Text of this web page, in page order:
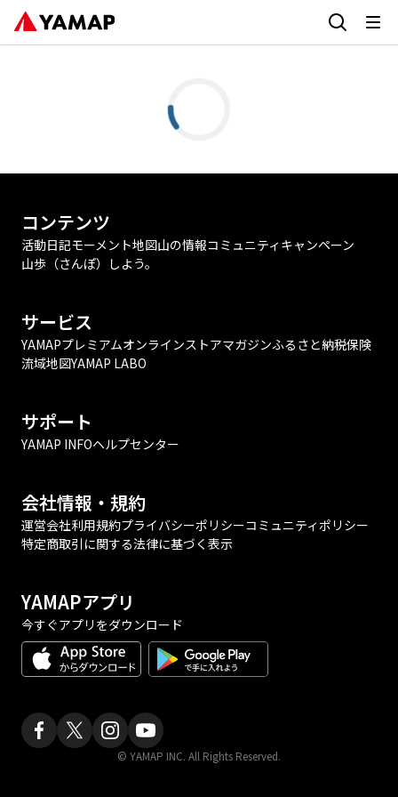
コンテンツ
活動日記モーメント地図山の情報コミュニティ キャンペーン
山歩（さんぽ）しよう。
サービス
YAMAPプレミアムオンラインストアマガジンふるさと納税保険
流域地図YAMAP LABO
サポート
YAMAP INFOヘルプセンター
会社情報・規約
運営会社利用規約プライバシーポリシーコミュニティポリシー
特定商取引に関する法律に基づく表示
YAMAPアプリ
今すぐアプリをダウンロード
© YAMAP INC. All Rights Reserved.